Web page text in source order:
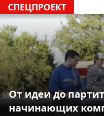
СПЕЦПРОЕКТ
От идеи до
начинающих